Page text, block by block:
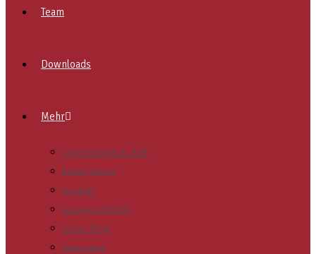
Team
Downloads
Mehr
Jahresrückblick 2025
Bildergalerie
Kontakt
Gruppenchronik
Scout-Shop
Impressum